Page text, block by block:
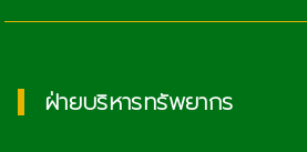
ฝ่ายบริหารทรัพยากร